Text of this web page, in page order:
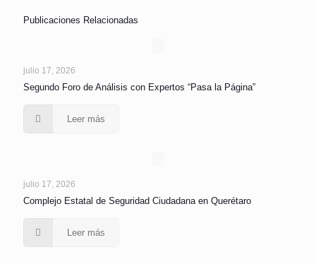
Publicaciones Relacionadas
julio 17, 2026
Segundo Foro de Análisis con Expertos “Pasa la Página”
Leer más
julio 17, 2026
Complejo Estatal de Seguridad Ciudadana en Querétaro
Leer más